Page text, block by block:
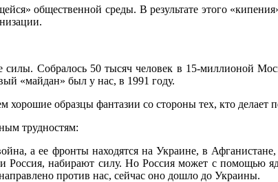
общественной среды. В результате этого
Собралось 50 тысяч человек в 15-миллионой
«майдан» был у нас, в 1991 году.
образцы фантазии со стороны тех, кто
трудностям:
а ее фронты находятся на Украине, в
Россия, набирают силу. Но Россия может с помощью
против нас, сейчас оно дошло до Украины.